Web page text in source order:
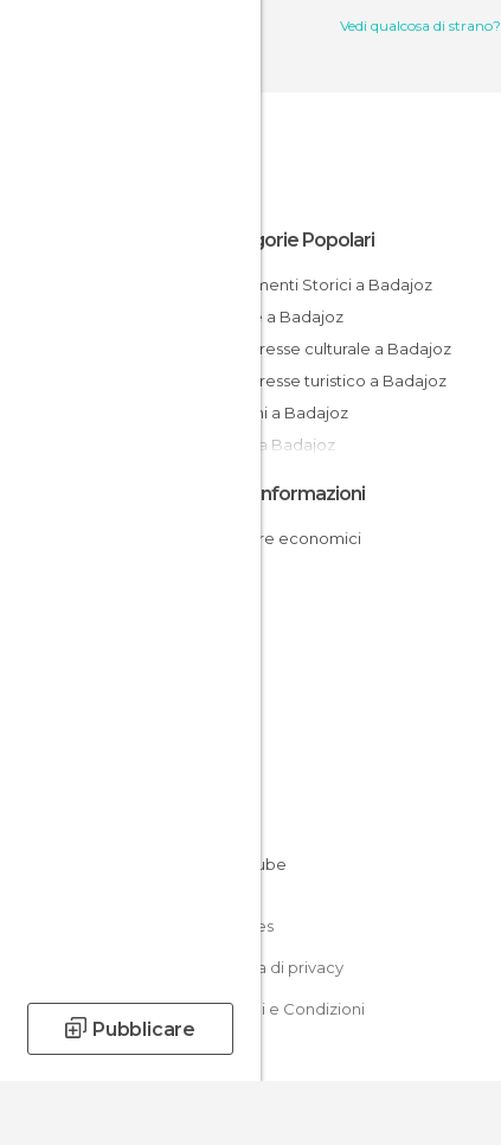
Pubblicare
Vedi qualcosa di strano?
Categorie Popolari
Monumenti Storici a Badajoz
Chiese a Badajoz
Di interesse culturale a Badajoz
Di interesse turistico a Badajoz
Giardini a Badajoz
Musei a Badajoz
Altre Informazioni
Dormire economici
Cookies
Politica di privacy
Termini e Condizioni